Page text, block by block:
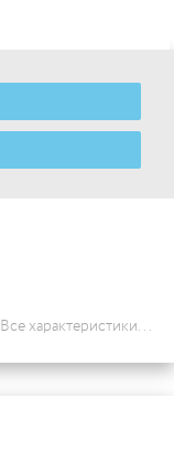
Все характеристики...